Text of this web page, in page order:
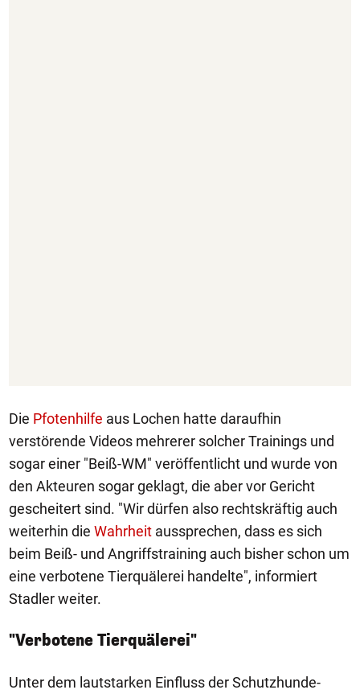
Die Pfotenhilfe aus Lochen hatte daraufhin
verstörende Videos mehrerer solcher Trainings und
sogar einer "Beiß-WM" veröffentlicht und wurde von
den Akteuren sogar geklagt, die aber vor Gericht
gescheitert sind. "Wir dürfen also rechtskräftig auch
weiterhin die Wahrheit aussprechen, dass es sich
beim Beiß- und Angriffstraining auch bisher schon um
eine verbotene Tierquälerei handelte", informiert
Stadler weiter.
"Verbotene Tierquälerei"
Unter dem lautstarken Einfluss der Schutzhunde-